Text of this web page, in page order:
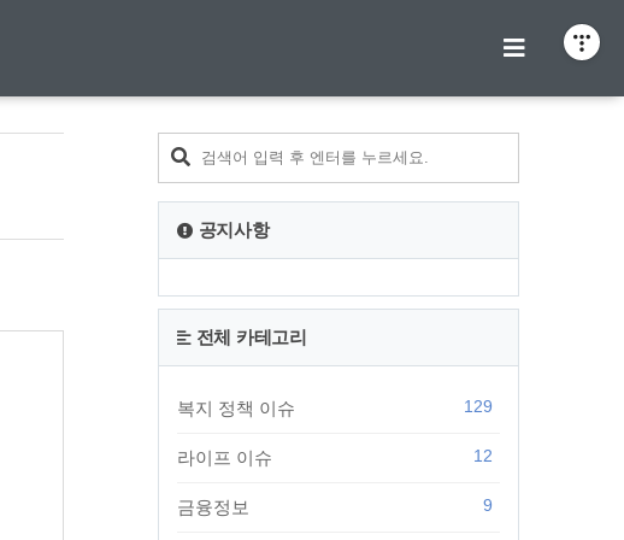
공지사항
전체 카테고리
복지 정책 이슈 129
라이프 이슈 12
금융정보 9
티스토리툴바